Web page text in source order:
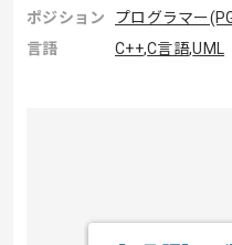
ポジション
プログラマー
言語
C++,C言語,UML